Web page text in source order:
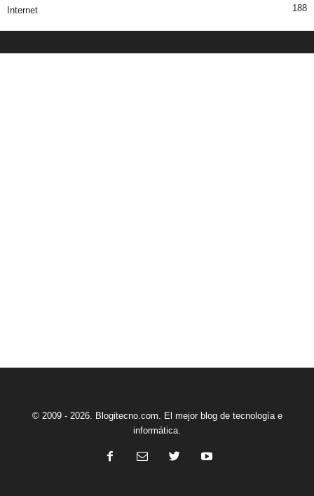
Internet 188
© 2009 - 2026. Blogitecno.com. El mejor blog de tecnología e
informática.